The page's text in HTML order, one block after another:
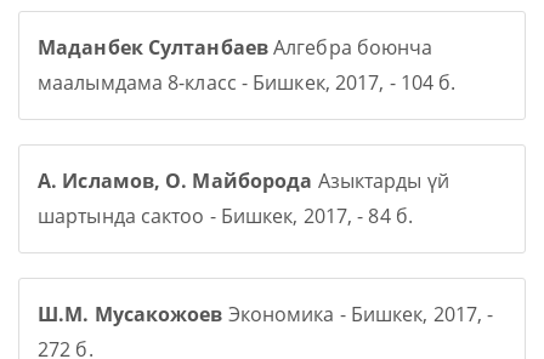
Маданбек СултанбаевАлгебра боюнча
маалымдама 8-класс - Бишкек, 2017, - 104 б.
А. Исламов, О. Майборода Азыктарды үй
шартында сактоо - Бишкек, 2017, - 84 б.
Ш.М. Мусакожоев Экономика - Бишкек, 2017, -
272 б.